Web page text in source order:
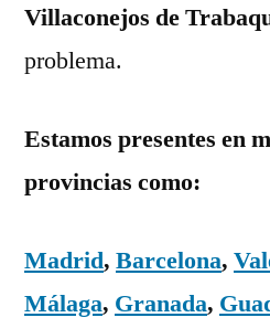
Villaconejos de
problema.
Estamos presentes en
provincias como:
Madrid, Barcelona,
Málaga, Granada,